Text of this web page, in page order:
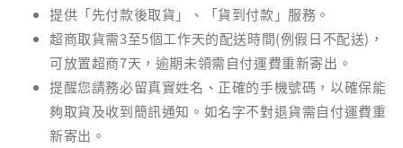
提供「先付款後取貨」、「貨到付款」服務。
超商取貨需3至5個工作天的配送時間(例假日不配送)，
可放置超商7天，逾期未領需自付運費重新寄出。
提醒您請務必留真實姓名、正確的手機號碼，以確保能
夠取貨及收到簡訊通知。如名字不對退貨需自付運費重
新寄出。